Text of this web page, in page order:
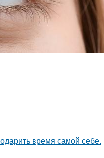
время самой себе.